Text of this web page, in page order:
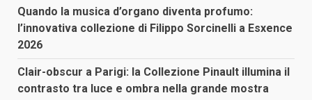
Quando la musica d’organo diventa profumo:
l’innovativa collezione di Filippo Sorcinelli a Esxence
2026
Clair-obscur a Parigi: la Collezione Pinault illumina il
contrasto tra luce e ombra nella grande mostra